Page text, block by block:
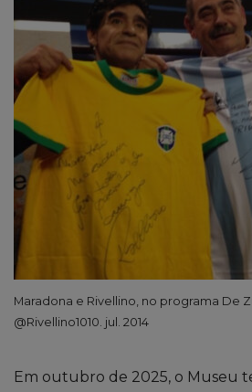
Maradona e Rivellino, no programa De
@Rivellino1010. jul. 2014
Em outubro de 2025, o Museu